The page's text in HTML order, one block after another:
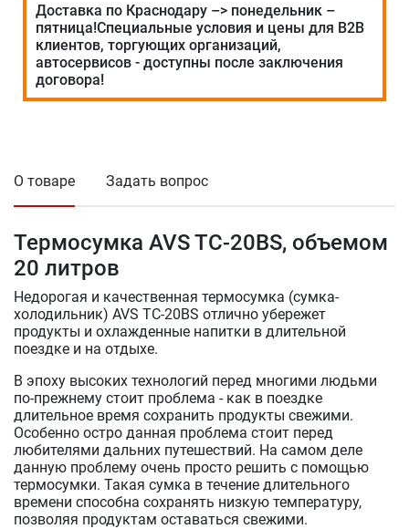
Доставка по Краснодару –> понедельник –
пятница!Специальные условия и цены для В2В
клиентов, торгующих организаций,
автосервисов - доступны после заключения
договора!
О товаре Задать вопрос
Термосумка AVS TC-20BS, объемом
20 литров
Недорогая и качественная термосумка (сумка-
холодильник) AVS TC-20BS отлично убережет
продукты и охлажденные напитки в длительной
поездке и на отдыхе.
В эпоху высоких технологий перед многими людьми
по-прежнему стоит проблема - как в поездке
длительное время сохранить продукты свежими.
Особенно остро данная проблема стоит перед
любителями дальних путешествий. На самом деле
данную проблему очень просто решить с помощью
термосумки. Такая сумка в течение длительного
времени способна сохранять низкую температуру,
позволяя продуктам оставаться свежими.